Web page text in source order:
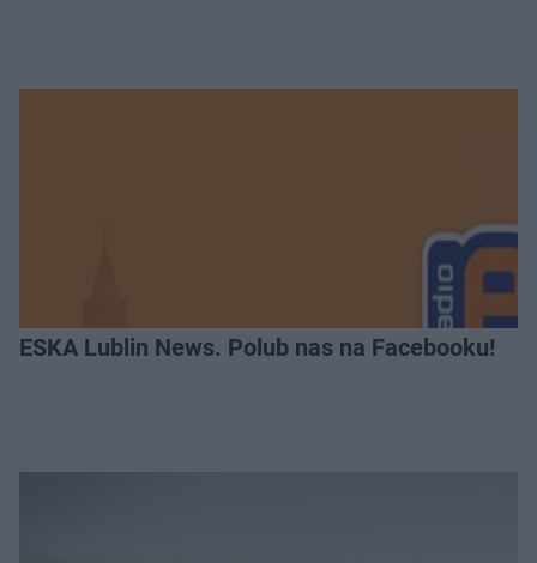
ESKA Lublin News. Polub nas na Facebooku!